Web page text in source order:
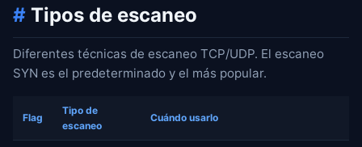
# Tipos de escaneo
Diferentes técnicas de escaneo TCP/UDP. El escaneo
SYN es el predeterminado y el más popular.
Flag
Tipo de
escaneo
Cuándo usarlo